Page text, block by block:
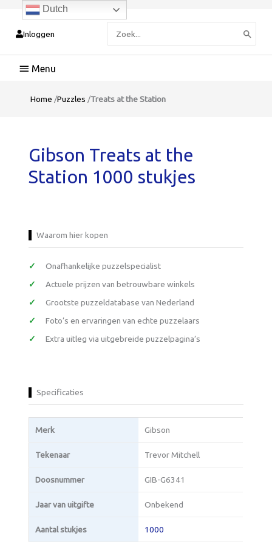
Inloggen
naar:
Hoofdmenu
Home /Puzzles /Treats at the Station
Gibson Treats at the
Station 1000 stukjes
Waarom hier kopen
Onafhankelijke puzzelspecialist
Actuele prijzen van betrouwbare winkels
Grootste puzzeldatabase van Nederland
Foto’s en ervaringen van echte puzzelaars
Extra uitleg via uitgebreide puzzelpagina’s
Specificaties
Merk Gibson
Tekenaar Trevor Mitchell
Doosnummer GIB-G6341
Jaar van uitgifte Onbekend
Aantal stukjes 1000
Dutch